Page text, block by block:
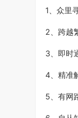
1、众里
2、跨越
3、即时
4、精准
5、有网